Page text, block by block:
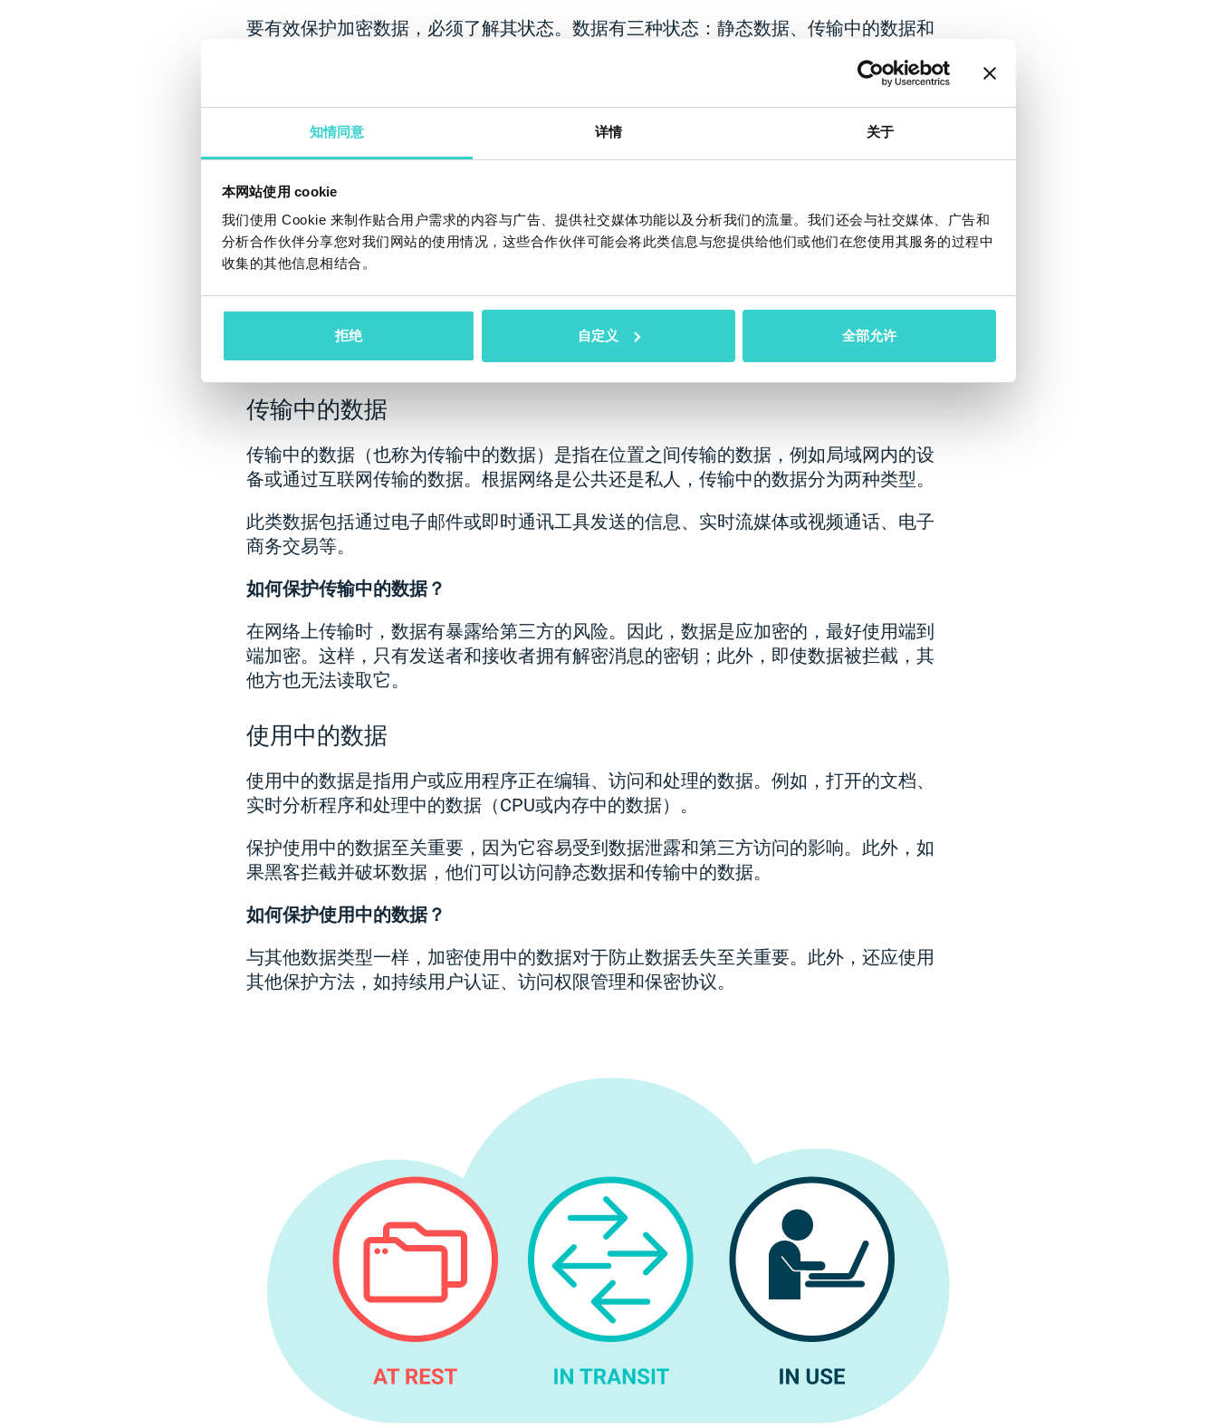
知情同意 详情 关于
本网站使用 cookie
我们使用 Cookie 来制作贴合用户需求的内容与广告、提供社交媒体功能以及分析我们的流量。我们还会与社交媒体、广告和
分析合作伙伴分享您对我们网站的使用情况，这些合作伙伴可能会将此类信息与您提供给他们或他们在您使用其服务的过程中
收集的其他信息相结合。
拒绝 自定义 全部允许
要有效保护加密数据，必须了解其状态。数据有三种状态：静态数据、传输中的数据和
静态数据
静态数据是指存储在计算机存储介质上且未传输或访问的数据，例如硬盘上的数据、数
由于访问受限，静态数据可能被认为比传输中的数据更不易受到攻击。然而，这些数据
通常是黑客的吸引目标，因为它可能包含敏感信息。
要保护这类数据，您需要加密所有存储的数据，控制访问权限，定期创建备份并将其存
放在安全的物理位置，实施防火墙、安全补丁和更新等。
传输中的数据
传输中的数据（也称为传输中的数据）是指在位置之间传输的数据，例如局域网内的设
备或通过互联网传输的数据。根据网络是公共还是私人，传输中的数据分为两种类型。
此类数据包括通过电子邮件或即时通讯工具发送的信息、实时流媒体或视频通话、电子
商务交易等。
如何保护传输中的数据？
在网络上传输时，数据有暴露给第三方的风险。因此，数据是应加密的，最好使用端到
端加密。这样，只有发送者和接收者拥有解密消息的密钥；此外，即使数据被拦截，其
他方也无法读取它。
使用中的数据
使用中的数据是指用户或应用程序正在编辑、访问和处理的数据。例如，打开的文档、
实时分析程序和处理中的数据（CPU或内存中的数据）。
保护使用中的数据至关重要，因为它容易受到数据泄露和第三方访问的影响。此外，如
果黑客拦截并破坏数据，他们可以访问静态数据和传输中的数据。
如何保护使用中的数据？
与其他数据类型一样，加密使用中的数据对于防止数据丢失至关重要。此外，还应使用
其他保护方法，如持续用户认证、访问权限管理和保密协议。